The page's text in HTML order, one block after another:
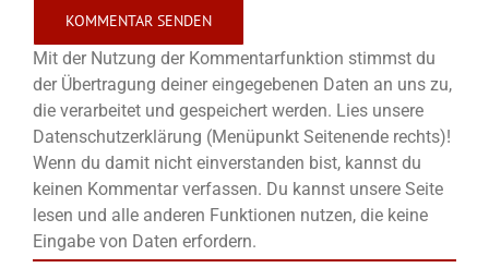
Mit der Nutzung der Kommentarfunktion stimmst du
der Übertragung deiner eingegebenen Daten an uns zu,
die verarbeitet und gespeichert werden. Lies unsere
Datenschutzerklärung (Menüpunkt Seitenende rechts)!
Wenn du damit nicht einverstanden bist, kannst du
keinen Kommentar verfassen. Du kannst unsere Seite
lesen und alle anderen Funktionen nutzen, die keine
Eingabe von Daten erfordern.